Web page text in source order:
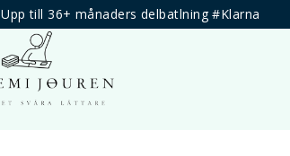
Upp till 36+ månaders delbatlning #Klarna